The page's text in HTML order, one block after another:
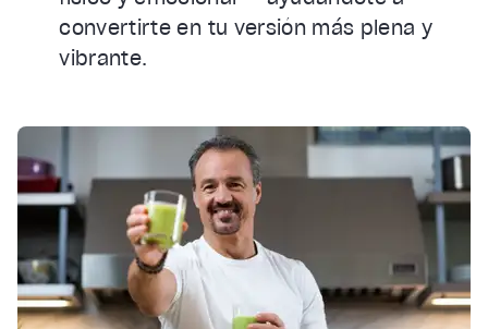
convertirte en tu versión más plena y
vibrante.